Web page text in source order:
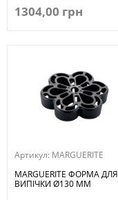
1304,00 грн
Артикул: MARGUERITE
MARGUERITE ФОРМА ДЛЯ
ВИПІЧКИ Ø130 ММ